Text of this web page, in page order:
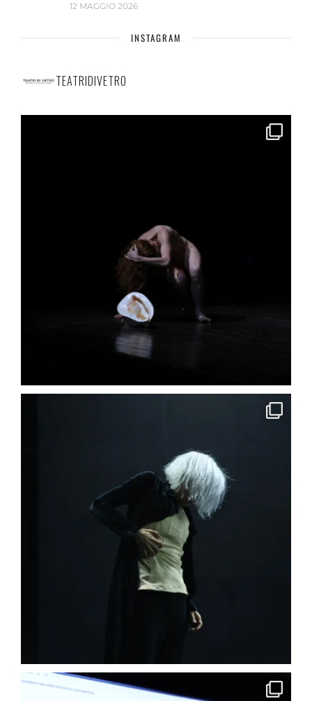
12 MAGGIO 2026
INSTAGRAM
TEATRIDIVETRO